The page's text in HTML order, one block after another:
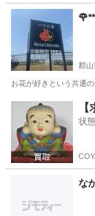
福島 郡山市
郡山
お花が好きという共通
郡山市
状
な